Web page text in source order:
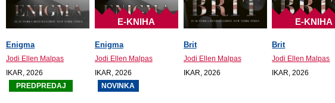
Enigma
Jodi Ellen Malpas
IKAR, 2026
PREDPREDAJ
E-KNIHA
Enigma
Jodi Ellen Malpas
IKAR, 2026
NOVINKA
Brit
Jodi Ellen Malpas
IKAR, 2026
E-KNIHA
Brit
Jodi Ellen Malpas
IKAR, 2026